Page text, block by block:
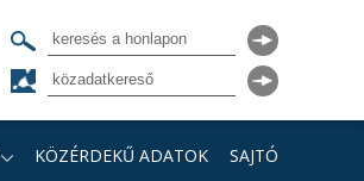
KÖZÉRDEKŰ ADATOK SAJTÓ